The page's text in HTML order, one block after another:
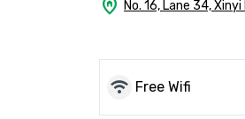
home_pin No. 16, Lane 34,
wifi Free Wifi